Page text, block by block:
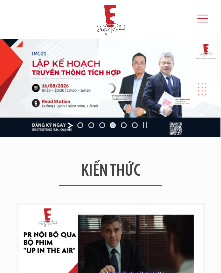
KIẾN THỨC